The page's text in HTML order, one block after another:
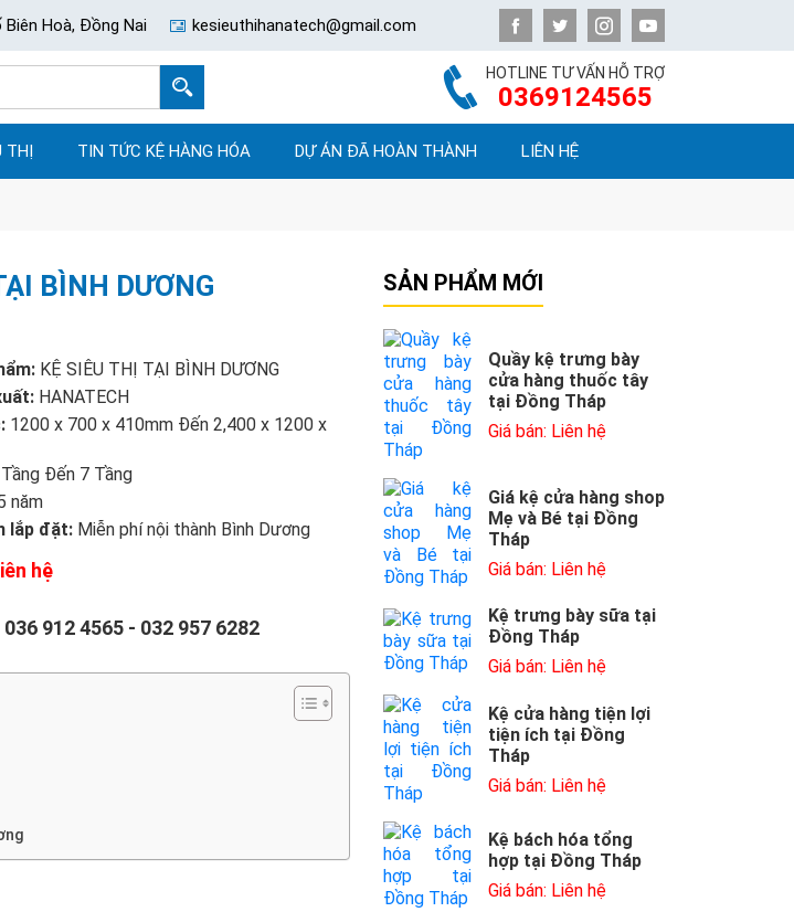
Hoà, Đồng Nai kesieuthihanatech@gmail.com
HOTLINE TƯ VẤN HỖ TRỢ
0369124565
THỊ TIN TỨC KỆ HÀNG HÓA DỰ ÁN ĐÃ HOÀN THÀNH LIÊN HỆ
BÌNH DƯƠNG
KỆ SIÊU THỊ TẠI BÌNH DƯƠNG
HANATECH
1200 x 700 x 410mm Đến 2,400 x 1200 x
Đến 7 Tầng
năm
lắp đặt:Miễn phí nội thành Bình Dương
hệ
036 912 4565- 032 957 6282
SẢN PHẨM MỚI
Quầy kệ trưng bày
cửa hàng thuốc tây
tại Đồng Tháp
Giá bán: Liên hệ
Giá kệ cửa hàng shop
Mẹ và Bé tại Đồng
Tháp
Giá bán: Liên hệ
Kệ trưng bày sữa tại
Đồng Tháp
Giá bán: Liên hệ
Kệ cửa hàng tiện lợi
tiện ích tại Đồng
Tháp
Giá bán: Liên hệ
Kệ bách hóa tổng
hợp tại Đồng Tháp
Giá bán: Liên hệ